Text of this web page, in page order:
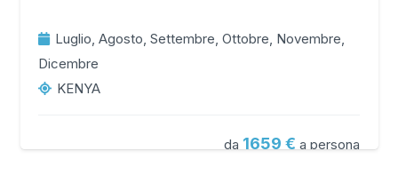
Luglio, Agosto, Settembre, Ottobre, Novembre,
Dicembre
KENYA
da 1659 a persona